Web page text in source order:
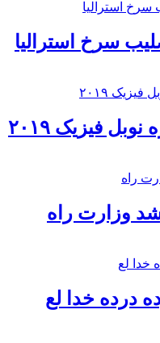
سرخ استرالیا
فیزیک ۲۰۱۹
وزارت راه
درده خدا لع